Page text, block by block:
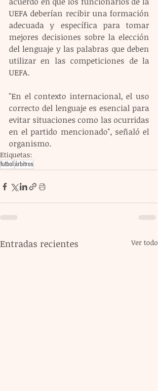
UEFA deberían recibir una formación
adecuada y específica para tomar
mejores decisiones sobre la elección
del lenguaje y las palabras que deben
utilizar en las competiciones de la
UEFA.
"En el contexto internacional, el uso
correcto del lenguaje es esencial para
evitar situaciones como las ocurridas
en el partido mencionado", señaló el
organismo.
Etiquetas:
futbolárbitros
Entradas recientes Ver todo